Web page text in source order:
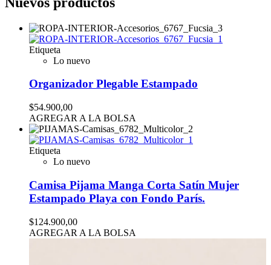
Etiqueta
Lo nuevo
Organizador Plegable Estampado
$54.900,00
AGREGAR A LA BOLSA
Etiqueta
Lo nuevo
Camisa Pijama Manga Corta Satín Mujer
Estampado Playa con Fondo París.
$124.900,00
AGREGAR A LA BOLSA